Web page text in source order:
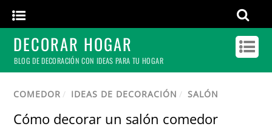
DECORAR HOGAR
BLOG DE DECORACIÓN CON IDEAS PARA TU HOGAR
COMEDOR / IDEAS DE DECORACIÓN / SALÓN
Cómo decorar un salón comedor